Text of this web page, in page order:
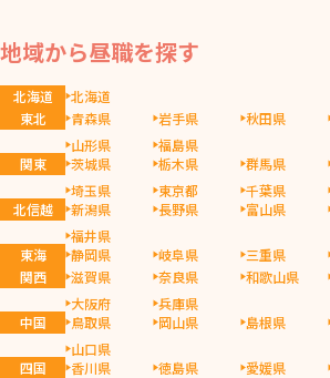
地域から昼職を探す
北海道
北海道
東北
青森県 岩手県 秋田県
山形県
福島県
関東
茨城県 栃木県 群馬県
埼玉県
東京都 千葉県
北信越
新潟県 長野県 富山県
福井県
東海
静岡県 岐阜県 三重県
関西
滋賀県 奈良県 和歌山県
大阪府
兵庫県
中国
鳥取県 岡山県 島根県
山口県
四国
香川県 徳島県 愛媛県